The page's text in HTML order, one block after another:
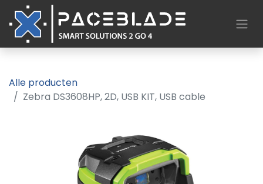
Alle producten
Zebra DS3608­HP, 2D, USB KIT, USB cable